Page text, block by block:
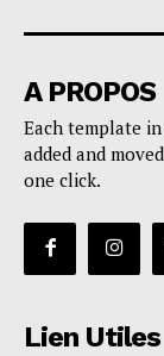
A PROPOS
Each template
added and
one click.
Lien Utiles